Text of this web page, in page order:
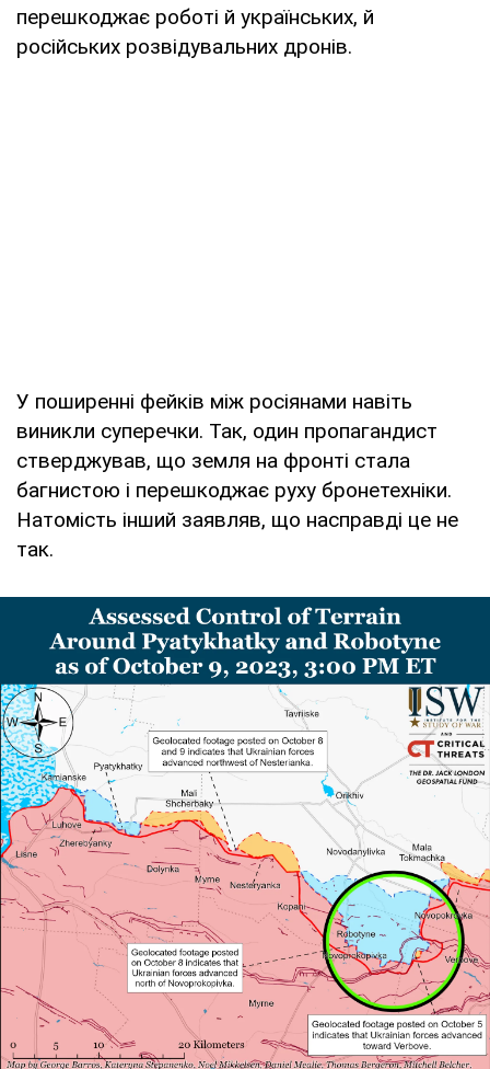
перешкоджає роботі й українських, й
російських розвідувальних дронів.
У поширенні фейків між росіянами навіть
виникли суперечки. Так, один пропагандист
стверджував, що земля на фронті стала
багнистою і перешкоджає руху бронетехніки.
Натомість інший заявляв, що насправді це не
так.